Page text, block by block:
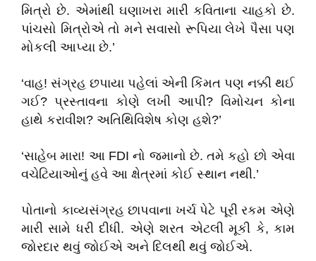
મિત્રો છે. એમાંથી ઘણાખરા મારી કવિતાના ચાહકો છે.
પાંચસો મિત્રોએ તો મને સવાસો રૂપિયા લેખે પૈસા પણ
મોકલી આપ્યા છે.’
‘વાહ! સંગ્રહ છપાયા પહેલાં એની કિંમત પણ નક્કી થઈ
ગઈ? પ્રસ્તાવના કોણે લખી આપી? વિમોચન કોના
હાથે કરાવીશ? અતિથિવિશેષ કોણ હશે?’
‘સાહેબ મારા! આ FDI નો જમાનો છે. તમે કહો છો એવા
વચેટિયાઓનું હવે આ ક્ષેત્રમાં કોઈ સ્થાન નથી.’
પોતાનો કાવ્યસંગ્રહ છાપવાના ખર્ચ પેટે પૂરી રકમ એણે
મારી સામે ધરી દીધી. એણે શરત એટલી મૂકી કે, કામ
જોરદાર થવું જોઈએ અને દિલથી થવું જોઈએ.